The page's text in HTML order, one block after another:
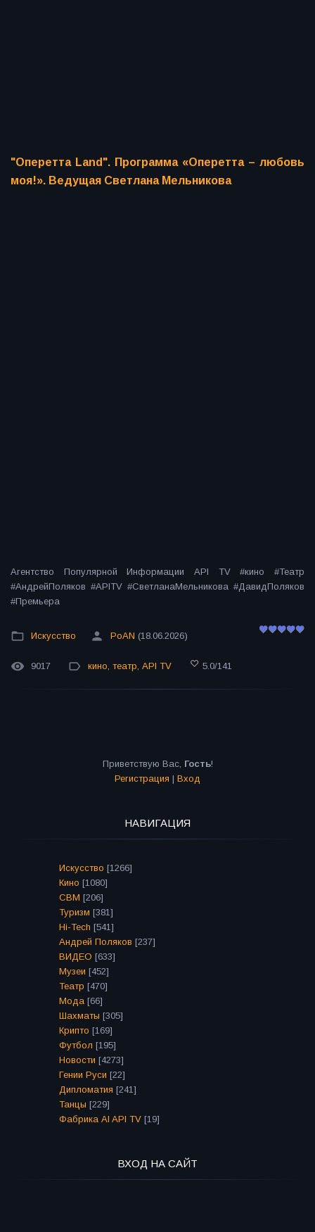
"Оперетта Land". Программа «Оперетта – любовь
моя!». Ведущая Светлана Мельникова
Агентство Популярной Информации API TV #кино #Театр
#АндрейПоляков #APITV #СветланаМельникова #ДавидПоляков
#Премьера
Искусство PoAN (18.06.2026)
9017 кино, театр, API TV 5.0/141
Приветствую Вас, Гость!
Регистрация | Вход
НАВИГАЦИЯ
Искусство [1266]
Кино [1080]
СВМ [206]
Туризм [381]
Hi-Tech [541]
Андрей Поляков [237]
ВИДЕО [633]
Музеи [452]
Театр [470]
Мода [66]
Шахматы [305]
Крипто [169]
Футбол [195]
Новости [4273]
Гении Руси [22]
Дипломатия [241]
Танцы [229]
Фабрика AI API TV [19]
ВХОД НА САЙТ